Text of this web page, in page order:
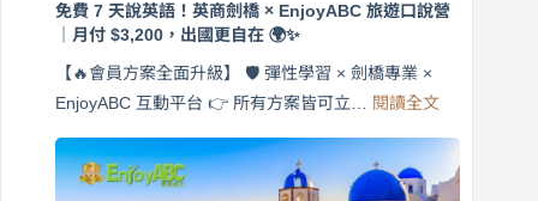
免費 7 天說英語！英商劍橋 × EnjoyABC 旅遊口說營
｜月付 $3,200，出國更自在 🌍✨
【🔥會員方案全面升級】 🛡️ 彈性學習 × 劍橋專業 ×
EnjoyABC 互動平台 👉 所有方案皆可立… 閱讀全文:
費
天